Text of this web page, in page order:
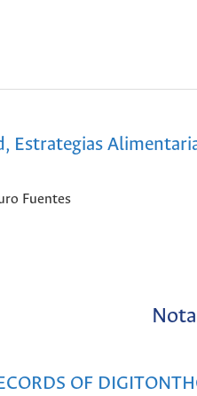
Estrategias
Fuentes
OF